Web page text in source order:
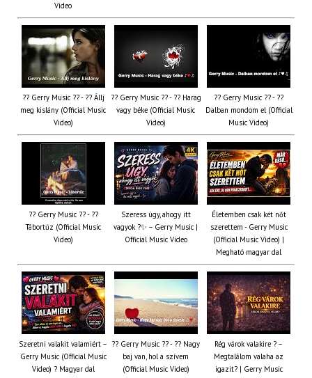
Video
?? Gerry Music ?? - ?? Állj
meg kislány (Official Music
Video)
?? Gerry Music ?? - ?? Harag
vagy béke (Official Music
Video)
?? Gerry Music ?? - ??
Dalban mondom el (Official
Music Video)
?? Gerry Music ?? - ??
Tábortűz (Official Music
Video)
Szeress úgy, ahogy itt
vagyok ?✨ – Gerry Music |
Official Music Video
Életemben csak két nőt
szerettem - Gerry Music
(Official Music Video) |
Megható magyar dal
Szeretni valakit valamiért –
Gerry Music (Official Music
Video) ? Magyar dal
?? Gerry Music ?? - ?? Nagy
baj van, hol a szívem
(Official Music Video)
Rég várok valakire ? –
Megtalálom valaha az
igazit? | Gerry Music